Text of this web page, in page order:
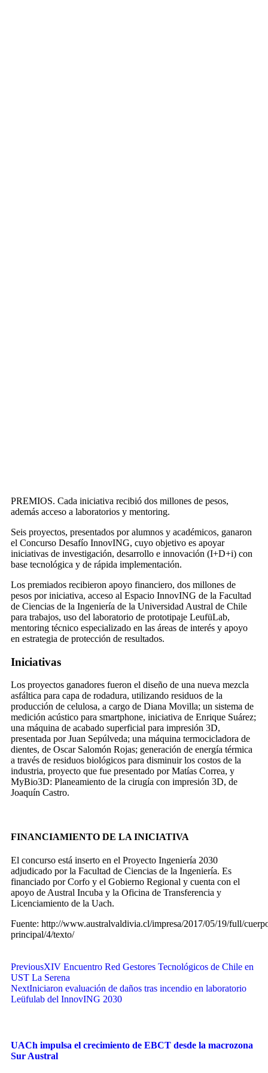
PREMIOS. Cada iniciativa recibió dos millones de pesos,
además acceso a laboratorios y mentoring.
Seis proyectos, presentados por alumnos y académicos, ganaron
el Concurso Desafío InnovING, cuyo objetivo es apoyar
iniciativas de investigación, desarrollo e innovación (I+D+i) con
base tecnológica y de rápida implementación.
Los premiados recibieron apoyo financiero, dos millones de
pesos por iniciativa, acceso al Espacio InnovING de la Facultad
de Ciencias de la Ingeniería de la Universidad Austral de Chile
para trabajos, uso del laboratorio de prototipaje LeufüLab,
mentoring técnico especializado en las áreas de interés y apoyo
en estrategia de protección de resultados.
Iniciativas
Los proyectos ganadores fueron el diseño de una nueva mezcla
asfáltica para capa de rodadura, utilizando residuos de la
producción de celulosa, a cargo de Diana Movilla; un sistema de
medición acústico para smartphone, iniciativa de Enrique Suárez;
una máquina de acabado superficial para impresión 3D,
presentada por Juan Sepúlveda; una máquina termocicladora de
dientes, de Oscar Salomón Rojas; generación de energía térmica
a través de residuos biológicos para disminuir los costos de la
industria, proyecto que fue presentado por Matías Correa, y
MyBio3D: Planeamiento de la cirugía con impresión 3D, de
Joaquín Castro.
FINANCIAMIENTO DE LA INICIATIVA
El concurso está inserto en el Proyecto Ingeniería 2030
adjudicado por la Facultad de Ciencias de la Ingeniería. Es
financiado por Corfo y el Gobierno Regional y cuenta con el
apoyo de Austral Incuba y la Oficina de Transferencia y
Licenciamiento de la Uach.
Fuente: http://www.australvaldivia.cl/impresa/2017/05/19/full/
principal/4/texto/
PreviousXIV Encuentro Red Gestores Tecnológicos de Chile en
UST La Serena
NextIniciaron evaluación de daños tras incendio en laboratorio
Leüfulab del InnovING 2030
UACh impulsa el crecimiento de EBCT desde la macrozona
Sur Austral